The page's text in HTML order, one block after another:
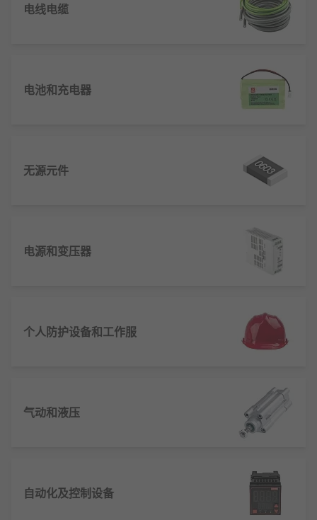
电线电缆
电池和充电器
无源元件
电源和变压器
个人防护设备和工作服
气动和液压
自动化及控制设备